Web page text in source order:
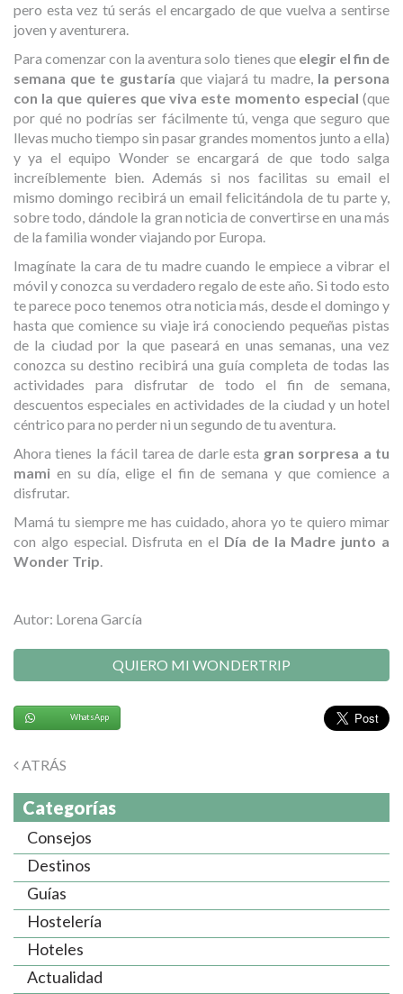
pero esta vez tú serás el encargado de que vuelva a sentirse
joven y aventurera.
Para comenzar con la aventura solo tienes queelegir el fin de
semana que te gustaría que viajará tu madre, la persona
con la que quieres que viva este momento especial (que
por qué no podrías ser fácilmente tú, venga que seguro que
llevas mucho tiempo sin pasar grandes momentos junto a ella)
y ya el equipo Wonder se encargará de que todo salga
increíblemente bien. Además si nos facilitas su email el
mismo domingo recibirá un email felicitándola de tu parte y,
sobre todo, dándole la gran noticia de convertirse en una más
de la familia wonder viajando por Europa.
Imagínate la cara de tu madre cuando le empiece a vibrar el
móvil y conozca su verdadero regalo de este año. Si todo esto
te parece poco tenemos otra noticia más, desde el domingo y
hasta que comience su viaje irá conociendo pequeñas pistas
de la ciudad por la que paseará en unas semanas, una vez
conozca su destino recibirá una guía completa de todas las
actividades para disfrutar de todo el fin de semana,
descuentos especiales en actividades de la ciudad y un hotel
céntrico para no perder ni un segundo de tu aventura.
Ahora tienes la fácil tarea de darle esta gran sorpresa a tu
mami en su día, elige el fin de semana y que comience a
disfrutar.
Mamá tu siempre me has cuidado, ahora yo te quiero mimar
con algo especial. Disfruta en el Día de la Madre junto a
Wonder Trip.
Autor: Lorena García
QUIERO MI WONDERTRIP
WhatsApp
ATRÁS
Categorías
Consejos
Destinos
Guías
Hostelería
Hoteles
Actualidad